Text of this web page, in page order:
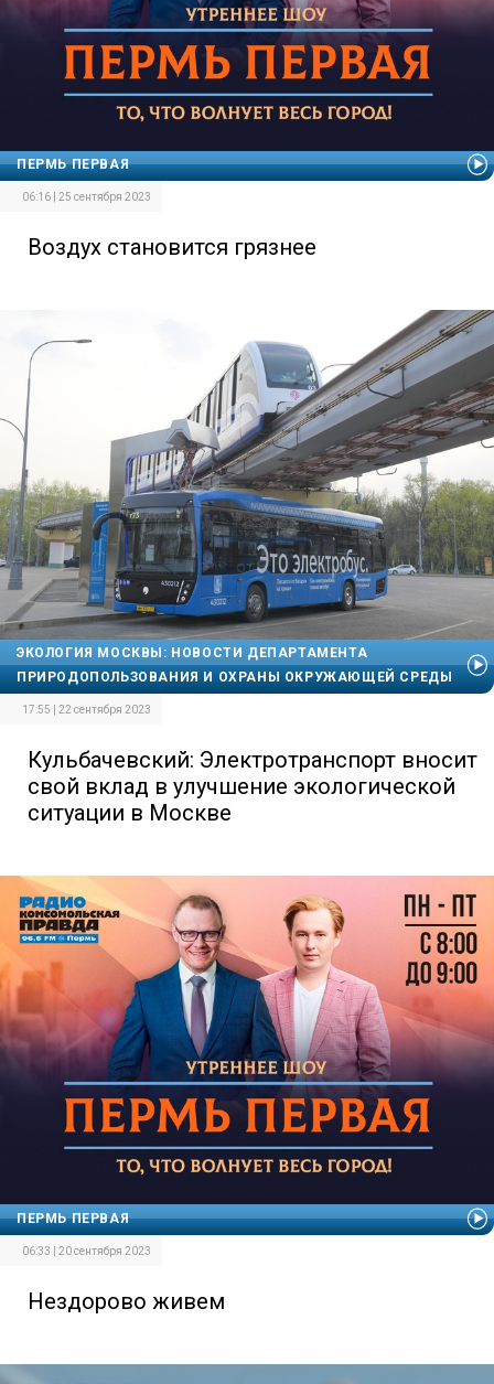
ПЕРМЬ ПЕРВАЯ
06:16 | 25 сентября 2023
Воздух становится грязнее
ЭКОЛОГИЯ МОСКВЫ: НОВОСТИ ДЕПАРТАМЕНТА
ПРИРОДОПОЛЬЗОВАНИЯ И ОХРАНЫ ОКРУЖАЮЩЕЙ СРЕДЫ
17:55 | 22 сентября 2023
Кульбачевский: Электротранспорт вносит
свой вклад в улучшение экологической
ситуации в Москве
ПЕРМЬ ПЕРВАЯ
06:33 | 20 сентября 2023
Нездорово живем